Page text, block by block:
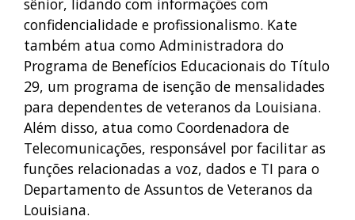
confidencialidade e profissionalismo. Kate
também atua como Administradora do
Programa de Benefícios Educacionais do Título
29, um programa de isenção de mensalidades
para dependentes de veteranos da Louisiana.
Além disso, atua como Coordenadora de
Telecomunicações, responsável por facilitar as
funções relacionadas a voz, dados e TI para o
Departamento de Assuntos de Veteranos da
Louisiana.